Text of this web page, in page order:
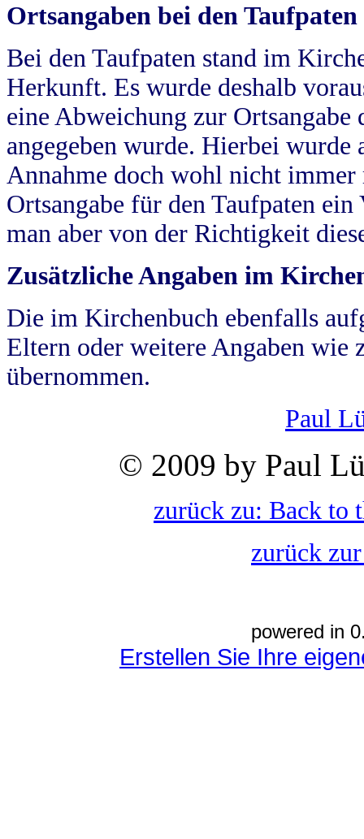
Ortsangaben bei den Taufpaten
Bei den Taufpaten stand im
Herkunft. Es wurde deshalb
eine Abweichung zur
angegeben wurde. Hierbei wurde
Annahme doch wohl nicht
Ortsangabe für den Taufpaten
man aber von der Richtigkeit
Zusätzliche Angaben im
Die im Kirchenbuch ebenfalls
Eltern oder weitere Angaben wie
übernommen.
Paul
© 2009 by Paul
zurück zu: Back to
zurück
powered in
Erstellen Sie Ihre